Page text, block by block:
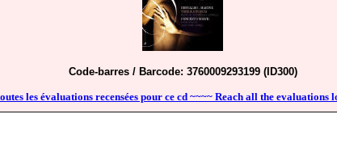
Code-barres / Barcode: 3760009293199 (ID300)
les évaluations recensées pour ce cd ~~~~ Reach all the evaluations